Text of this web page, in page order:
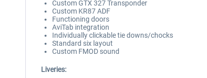
Custom GTX 327 Transponder
Custom KR87 ADF
Functioning doors
AviTab integration
Individually clickable tie downs/chocks
Standard six layout
Custom FMOD sound
Liveries: